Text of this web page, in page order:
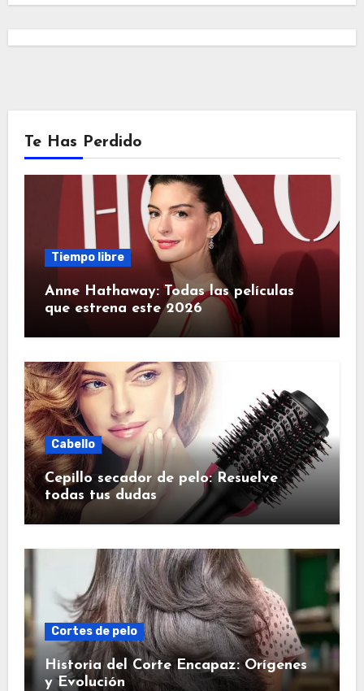
Te Has Perdido
Tiempo libre
Anne Hathaway: Todas las películas
que estrena este 2026
Cabello
Cepillo secador de pelo: Resuelve
todas tus dudas
Cortes de pelo
Historia del Corte Encapaz: Orígenes
y Evolución